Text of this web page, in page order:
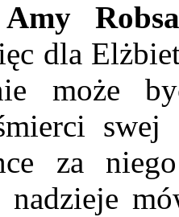
dla
może
za
nadzieje